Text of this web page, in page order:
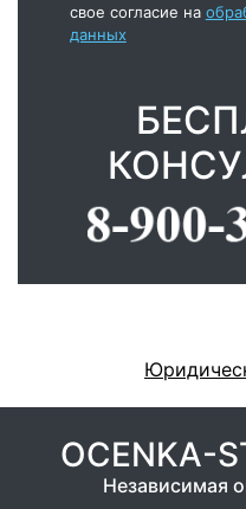
свое согласие на
данных
OCENKA-
Независимая